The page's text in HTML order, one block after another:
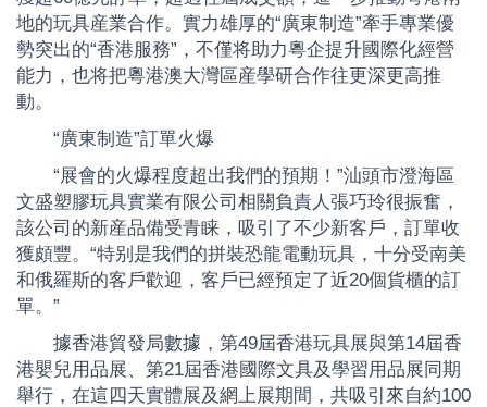
地的玩具産業合作。實力雄厚的“廣東制造”牽手專業優
勢突出的“香港服務”，不僅将助力粵企提升國際化經營
能力，也将把粵港澳大灣區産學研合作往更深更高推
動。
“廣東制造”訂單火爆
“展會的火爆程度超出我們的預期！”汕頭市澄海區
文盛塑膠玩具實業有限公司相關負責人張巧玲很振奮，
該公司的新産品備受青睐，吸引了不少新客戶，訂單收
獲頗豐。“特别是我們的拼裝恐龍電動玩具，十分受南美
和俄羅斯的客戶歡迎，客戶已經預定了近20個貨櫃的訂
單。”
據香港貿發局數據，第49屆香港玩具展與第14屆香
港嬰兒用品展、第21屆香港國際文具及學習用品展同期
舉行，在這四天實體展及網上展期間，共吸引來自約100